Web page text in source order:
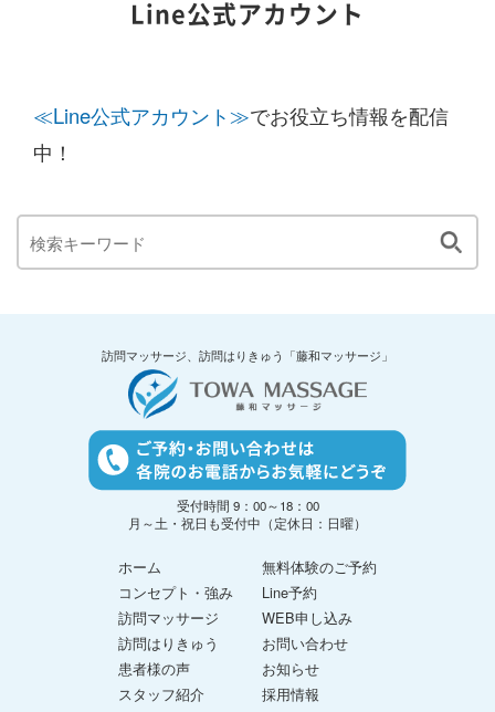
Line公式アカウント
≪Line公式アカウント≫でお役立ち情報を配信
中！
訪問マッサージ、訪問はりきゅう「藤和マッサージ」
受付時間 9：00～18：00
月～土・祝日も受付中（定休日：日曜）
ホーム
コンセプト・強み
訪問マッサージ
訪問はりきゅう
患者様の声
スタッフ紹介
無料体験のご予約
Line予約
WEB申し込み
お問い合わせ
お知らせ
採用情報